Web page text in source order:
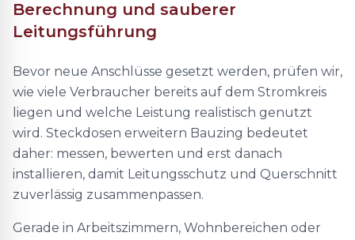
Berechnung und sauberer
Leitungsführung
Bevor neue Anschlüsse gesetzt werden, prüfen wir,
wie viele Verbraucher bereits auf dem Stromkreis
liegen und welche Leistung realistisch genutzt
wird. Steckdosen erweitern Bauzing bedeutet
daher: messen, bewerten und erst danach
installieren, damit Leitungsschutz und Querschnitt
zuverlässig zusammenpassen.
Gerade in Arbeitszimmern, Wohnbereichen oder